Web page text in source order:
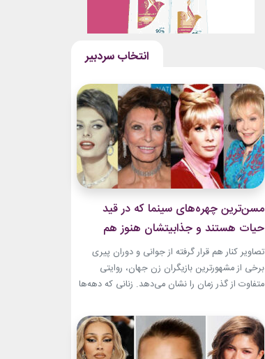
مسن‌ترین چهره‌های سینما که در قید
حیات هستند و جذابیتشان هنوز هم
باقیست!
تصاویر کنار هم قرار گرفته از جوانی و دوران پیری
برخی از مشهورترین بازیگران زن جهان، روایتی
متفاوت از گذر زمان را نشان می‌دهد. زنانی که دهه‌ها
و میراث هنری خود الهام‌بخش هستند. بازیگران زن
مسن سینما ثابت کرده‌اند که جذابیت واقعی تنها به
سال‌های جوانی محدود...